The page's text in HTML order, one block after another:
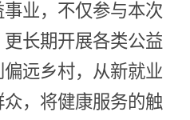
业，不仅参与本次
长期开展各类公益
远乡村，从新就业
，将健康服务的触